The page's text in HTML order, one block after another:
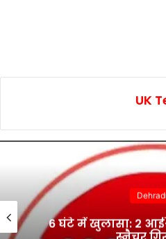
UK
6 घंटे में खुलासा: 2